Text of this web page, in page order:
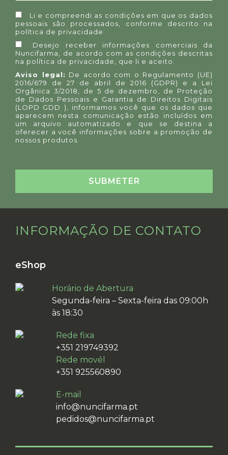
Li e compreendi as condições em que os dados
pessoais são processados, conforme descrito na
política de privacidade
Desejo receber informações comerciais da
Nuncifarma, de acordo com as condições descritas
na política de privacidade
, que li e aceito.
Aviso legal: De acordo com o Regulamento (UE)
2016/679 de 27 de abril de 2016 (GDPR) e a Lei
Orgânica 3/2018, de 5 de dezembro, de Proteção
de Dados Pessoais e Garantia de Direitos Digitais
(LOPD GDD ), informamos você que os dados que
aparecem nesta comunicação estão incluídos em
um arquivo automatizado e que se destina a
oferecer a você informações sobre a promoção de
nossos produtos.
INFORMAÇÃO DE CONTATO
eShop
Horário de Abertura
Segunda-feira – Sexta-feira das 09:00h
às 18:30
Rede fixa
+351 219749392
Rede movél
+351 925560890
E-mail
info@nuncifarma.pt
pedidos@nuncifarma.pt